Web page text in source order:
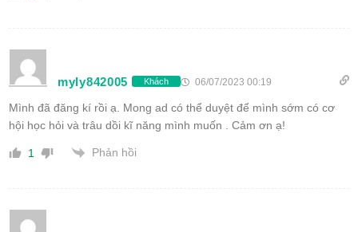
myly842005 Khách 06/07/2023 00:19
Mình đã đăng kí rồi ạ. Mong ad có thể duyệt để mình sớm có cơ
hội học hỏi và trâu dồi kĩ năng mình muốn . Cảm ơn ạ!
1 Phản hồi